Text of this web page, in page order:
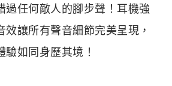
過任何敵人的腳步聲！耳機強
效讓所有聲音細節完美呈現，
如同身歷其境！